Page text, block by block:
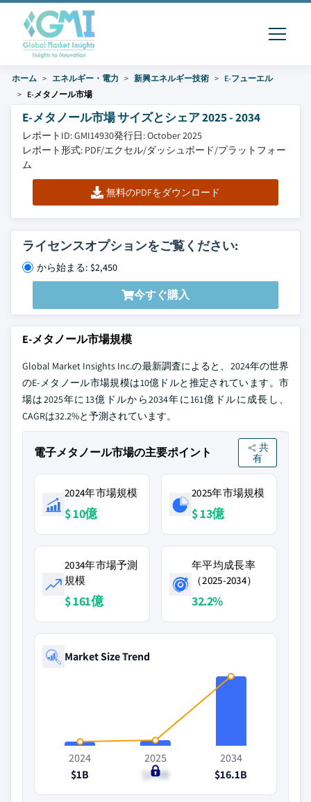
ホーム エネルギー・電力 新興エネルギー技術
E-フューエル
E-メタノール市場
E-メタノール市場 サイズとシェア 2025 - 2034
レポートID: GMI14930発行日: October 2025
レポート形式: PDF/エクセル/ダッシュボード/プラットフォー
ム
無料のPDFをダウンロード
ライセンスオプションをご覧ください:
から始まる: $2,450
今すぐ購入
E-メタノール市場規模
Global Market Insights Inc.の最新調査によると、2024年の世界
のE-メタノール市場規模は10億ドルと推定されています。市
場は2025年に13億ドルから2034年に161億ドルに成長し、
CAGRは32.2%と予測されています。
電子メタノール市場の主要ポイント
共
有
2024年市場規模
$ 10億
2025年市場規模
$ 13億
2034年市場予測
規模
$ 161億
年平均成長率
（2025-2034）
32.2%
Market Size Trend
2024
$1B
2025
$1.3B
2034
$16.1B